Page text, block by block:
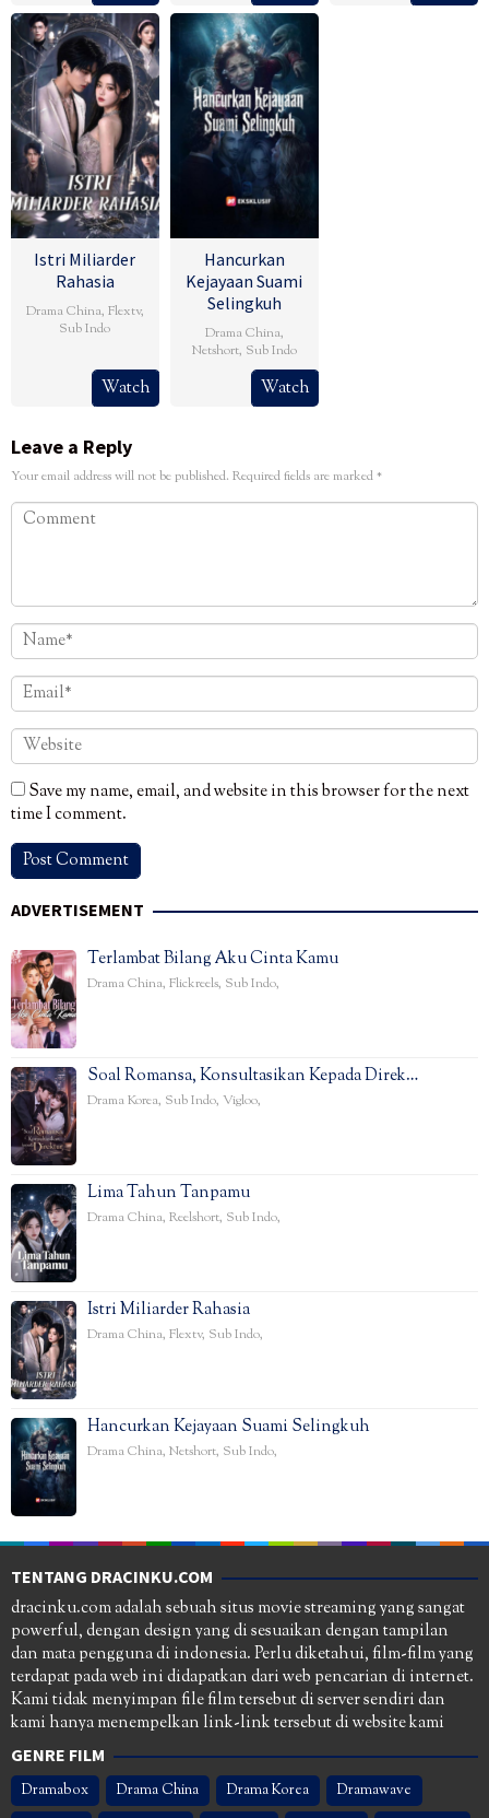
Istri Miliarder
Rahasia
Drama China, Flextv,
Sub Indo
Watch
Hancurkan
Kejayaan Suami
Selingkuh
Drama China,
Netshort, Sub Indo
Watch
Leave a Reply
Your email address will not be published. Required fields are marked*
Save my name, email, and website in this browser for the next
time I comment.
ADVERTISEMENT
Terlambat Bilang Aku Cinta Kamu
Drama China, Flickreels, Sub Indo,
Soal Romansa, Konsultasikan Kepada Direk…
Drama Korea, Sub Indo, Vigloo,
Lima Tahun Tanpamu
Drama China, Reelshort, Sub Indo,
Istri Miliarder Rahasia
Drama China, Flextv, Sub Indo,
Hancurkan Kejayaan Suami Selingkuh
Drama China, Netshort, Sub Indo,
TENTANG DRACINKU.COM
dracinku.com adalah sebuah situs movie streaming yang sangat
powerful, dengan design yang di sesuaikan dengan tampilan
dan mata pengguna di indonesia. Perlu diketahui, film-film yang
terdapat pada web ini didapatkan dari web pencarian di internet.
Kami tidak menyimpan file film tersebut di server sendiri dan
kami hanya menempelkan link-link tersebut di website kami
GENRE FILM
Dramabox Drama China Drama Korea
Dramawave